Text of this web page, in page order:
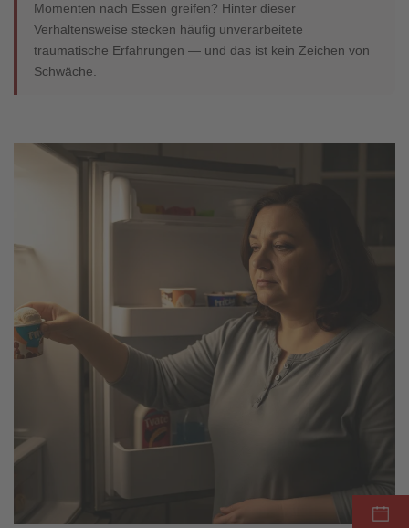
Momenten nach Essen greifen? Hinter dieser
Verhaltensweise stecken häufig unverarbeitete
traumatische Erfahrungen — und das ist kein Zeichen von
Schwäche.